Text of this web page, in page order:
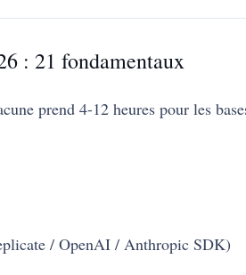
: 21 fondamentaux
prend 4-12 heures pour les
/ OpenAI / Anthropic SDK)